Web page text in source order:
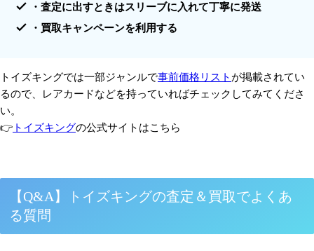
・査定に出すときはスリーブに入れて丁寧に発送
・ 買取キャンペーンを利用する
トイズキングでは一部ジャンルで事前価格リスト が掲載されてい
るので、レアカードなどを持っていればチェックしてみてくださ
い。
👉 トイズキングの公式サイトはこちら
【Q&A】トイズキングの査定＆買取でよくあ
る質問